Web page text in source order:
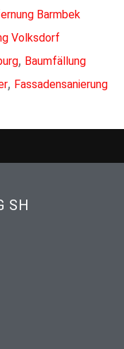
Barmbek
Volksdorf
, Baumfällung
, Fassadensanierung
SH